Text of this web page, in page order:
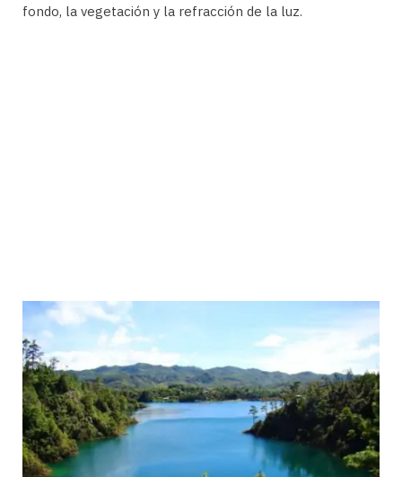
fondo, la vegetación y la refracción de la luz.